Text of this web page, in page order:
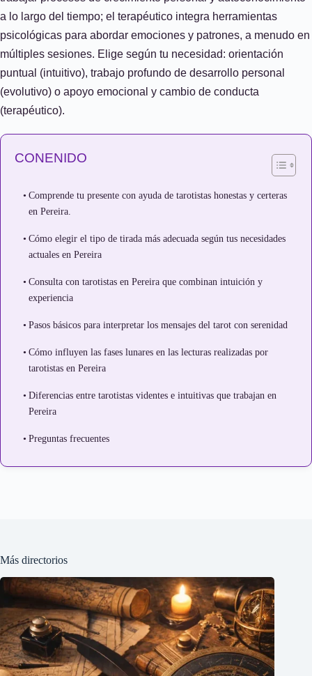
a lo largo del tiempo; el terapéutico integra herramientas
psicológicas para abordar emociones y patrones, a menudo en
múltiples sesiones. Elige según tu necesidad: orientación
puntual (intuitivo), trabajo profundo de desarrollo personal
(evolutivo) o apoyo emocional y cambio de conducta
(terapéutico).
CONENIDO
Comprende tu presente con ayuda de tarotistas honestas y certeras
en Pereira.
Cómo elegir el tipo de tirada más adecuada según tus necesidades
actuales en Pereira
Consulta con tarotistas en Pereira que combinan intuición y
experiencia
Pasos básicos para interpretar los mensajes del tarot con serenidad
Cómo influyen las fases lunares en las lecturas realizadas por
tarotistas en Pereira
Diferencias entre tarotistas videntes e intuitivas que trabajan en
Pereira
Preguntas frecuentes
Más directorios